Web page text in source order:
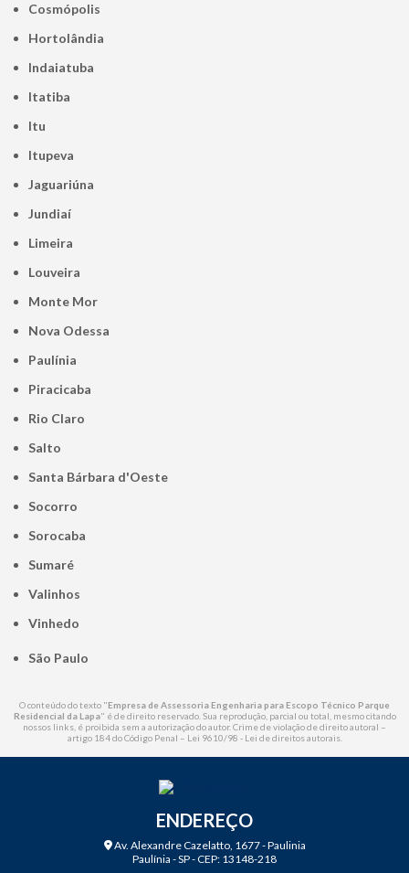
Cosmópolis
Hortolândia
Indaiatuba
Itatiba
Itu
Itupeva
Jaguariúna
Jundiaí
Limeira
Louveira
Monte Mor
Nova Odessa
Paulínia
Piracicaba
Rio Claro
Salto
Santa Bárbara d'Oeste
Socorro
Sorocaba
Sumaré
Valinhos
Vinhedo
São Paulo
O conteúdo do texto "Empresa de Assessoria Engenharia para Escopo Técnico Parque
Residencial da Lapa" é de direito reservado. Sua reprodução, parcial ou total, mesmo citando
nossos links, é proibida sem a autorização do autor. Crime de violação de direito autoral –
artigo 184 do Código Penal – Lei 9610/98 - Lei de direitos autorais.
ENDEREÇO
Av. Alexandre Cazelatto, 1677 - Paulinia
Paulínia - SP - CEP: 13148-218